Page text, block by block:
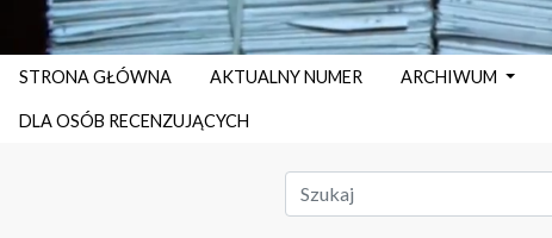
STRONA GŁÓWNA AKTUALNY NUMER ARCHIWUM
DLA OSÓB RECENZUJĄCYCH